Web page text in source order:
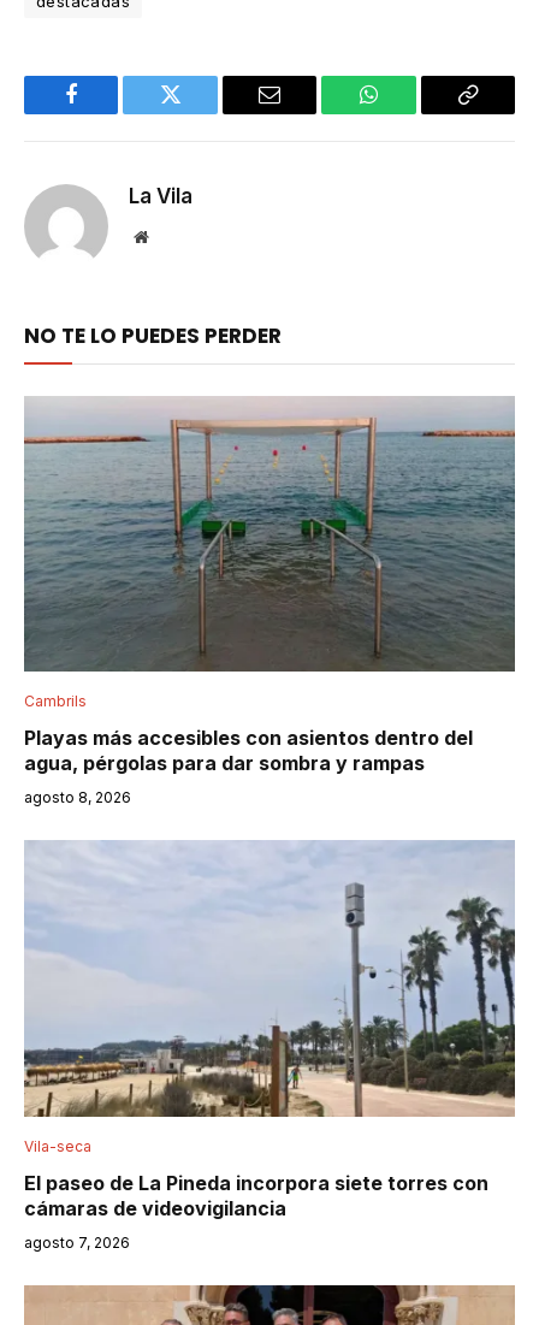
Facebook Twitter Email WhatsApp Copy
La Vila
Website
NO TE LO PUEDES PERDER
Cambrils
Playas más accesibles con asientos dentro del
agua, pérgolas para dar sombra y rampas
agosto 8, 2026
Vila-seca
El paseo de La Pineda incorpora siete torres con
cámaras de videovigilancia
agosto 7, 2026